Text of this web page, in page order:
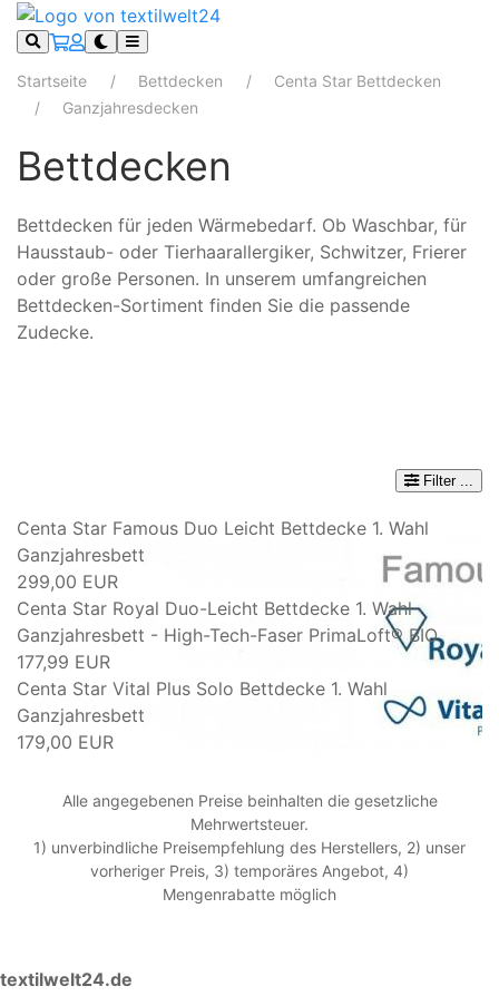
Startseite Bettdecken
Centa Star Bettdecken
Ganzjahresdecken
Bettdecken
Bettdecken für jeden Wärmebedarf. Ob Waschbar, für
Hausstaub- oder Tierhaarallergiker, Schwitzer, Frierer
oder große Personen. In unserem umfangreichen
Bettdecken-Sortiment finden Sie die passende
Zudecke.
Filter
Centa Star Famous Duo Leicht Bettdecke 1. Wahl
Ganzjahresbett
299,00 EUR
Centa Star Royal Duo-Leicht Bettdecke 1. Wahl
Ganzjahresbett - High-Tech-Faser PrimaLoft® BIO
177,99 EUR
Centa Star Vital Plus Solo Bettdecke 1. Wahl
Ganzjahresbett
179,00 EUR
Alle angegebenen Preise beinhalten die gesetzliche
Mehrwertsteuer.
1) unverbindliche Preisempfehlung des Herstellers, 2) unser
vorheriger Preis, 3) temporäres Angebot, 4)
Mengenrabatte möglich
textilwelt24.de